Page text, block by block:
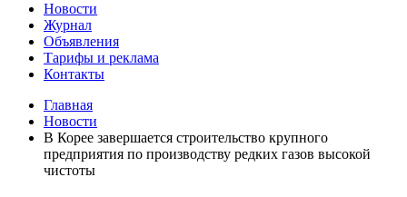
Новости
Журнал
Объявления
Тарифы и реклама
Контакты
Главная
Новости
В Корее завершается строительство крупного
предприятия по производству редких газов высокой
чистоты